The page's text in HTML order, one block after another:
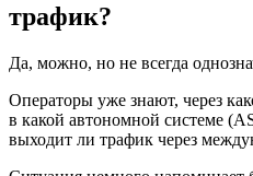
трафик?
Да, можно, но не всегда
Операторы уже знают, через
в какой автономной системе
выходит ли трафик через